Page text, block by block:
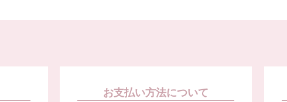
お支払い方法について